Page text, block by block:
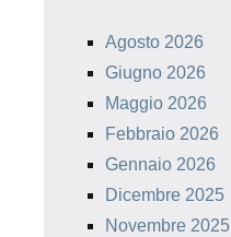
Agosto 2026
Giugno 2026
Maggio 2026
Febbraio 2026
Gennaio 2026
Dicembre 2025
Novembre 2025